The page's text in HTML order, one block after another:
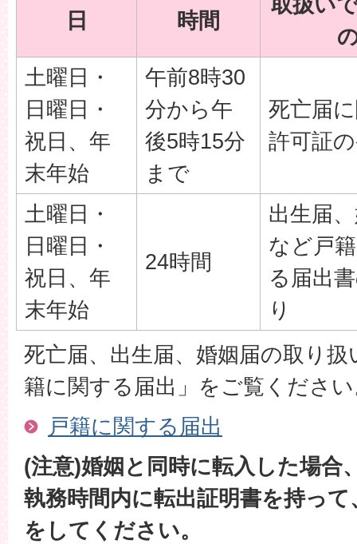
日 時間
土曜日・
日曜日・
祝日、年
末年始
午前8時30
分から午
後5時15分
まで
死亡届
許可証
土曜日・
日曜日・
祝日、年
末年始
24時間
出生届
など戸
る届出
り
死亡届、出生届、婚姻届の取り
籍に関する届出」をご覧くださ
戸籍に関する届出
(注意)婚姻と同時に転入した場合
執務時間内に転出証明書を持っ
をしてください。